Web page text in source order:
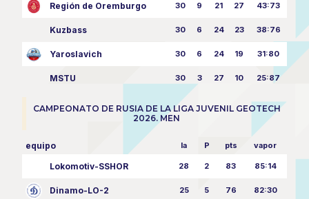
Región de Oremburgo 30 9 21 27 43:73
Kuzbass 30 6 24 23 38:76
Yaroslavich 30 6 24 19 31:80
MSTU 30 3 27 10 25:87
CAMPEONATO DE RUSIA DE LA LIGA JUVENIL GEOTECH
2026. MEN
equipo la P pts vapor
Lokomotiv-SSHOR 28 2 83 85:14
Dinamo-LO-2 25 5 76 82:30